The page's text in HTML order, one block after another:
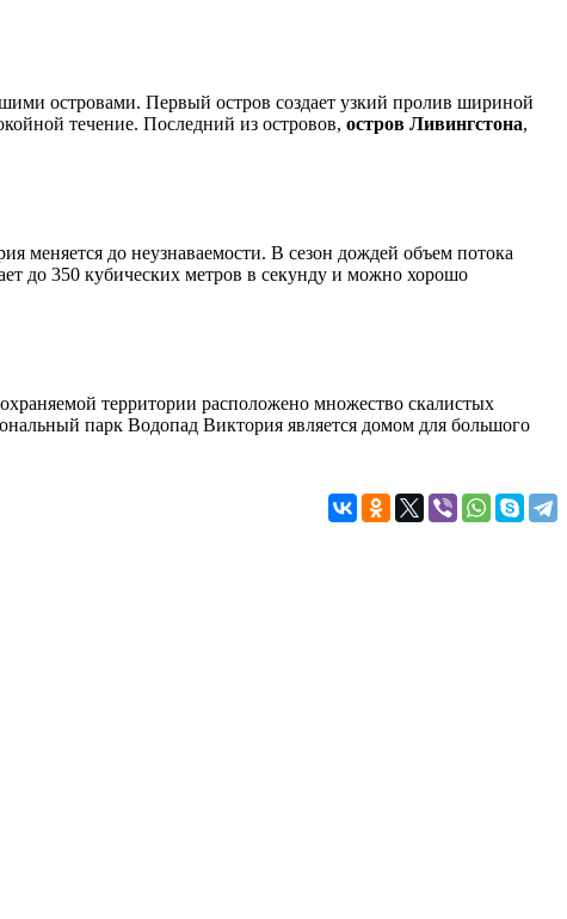
островами. Первый остров создает узкий пролив шириной
течение. Последний из островов, остров Ливингстона,
меняется до неузнаваемости. В сезон дождей объем потока
до 350 кубических метров в секунду и можно хорошо
территории расположено множество скалистых
парк Водопад Виктория является домом для большого